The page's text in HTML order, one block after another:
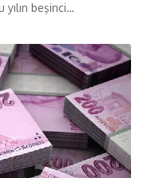
yılın beşinci…